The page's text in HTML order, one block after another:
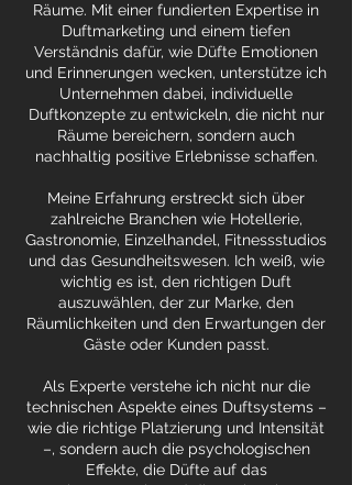
Räume. Mit einer fundierten Expertise in
Duftmarketing und einem tiefen
Verständnis dafür, wie Düfte Emotionen
und Erinnerungen wecken, unterstütze ich
Unternehmen dabei, individuelle
Duftkonzepte zu entwickeln, die nicht nur
Räume bereichern, sondern auch
nachhaltig positive Erlebnisse schaffen.
Meine Erfahrung erstreckt sich über
zahlreiche Branchen wie Hotellerie,
Gastronomie, Einzelhandel, Fitnessstudios
und das Gesundheitswesen. Ich weiß, wie
wichtig es ist, den richtigen Duft
auszuwählen, der zur Marke, den
Räumlichkeiten und den Erwartungen der
Gäste oder Kunden passt.
Als Experte verstehe ich nicht nur die
technischen Aspekte eines Duftsystems –
wie die richtige Platzierung und Intensität
–, sondern auch die psychologischen
Effekte, die Düfte auf das